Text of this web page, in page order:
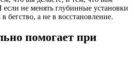
не менять глубинные установки
бегство, а не в восстановление.
помогает при